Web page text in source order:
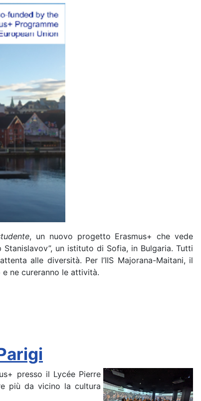
, un nuovo progetto Erasmus+ che vede
Stanislavov”, un istituto di Sofia, in Bulgaria. Tutti
alle diversità. Per l’IIS Majorana-Maitani, il
ne cureranno le attività.
presso il Lycée Pierre
più da vicino la cultura